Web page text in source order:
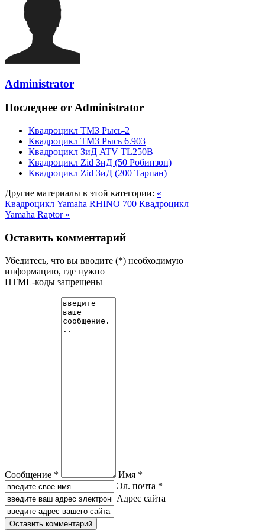
Administrator
Последнее от Administrator
Квадроцикл ТМЗ Рысь-2
Квадроцикл ТМЗ Рысь 6.903
Квадроцикл ЗиД ATV TL250B
Квадроцикл Zid ЗиД (50 Робинзон)
Квадроцикл Zid ЗиД (200 Тарпан)
Другие материалы в этой категории: «
Квадроцикл Yamaha RHINO 700 Квадроцикл
Yamaha Raptor »
Оставить комментарий
Убедитесь, что вы вводите (*) необходимую
информацию, где нужно
HTML-коды запрещены
Сообщение *
Имя *
Эл. почта *
Адрес сайта